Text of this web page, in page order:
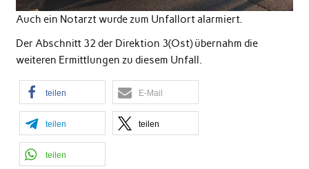
Auch ein Notarzt wurde zum Unfallort alarmiert.
Der Abschnitt 32 der Direktion 3(Ost) übernahm die
weiteren Ermittlungen zu diesem Unfall.
teilen E-Mail
teilen teilen
teilen